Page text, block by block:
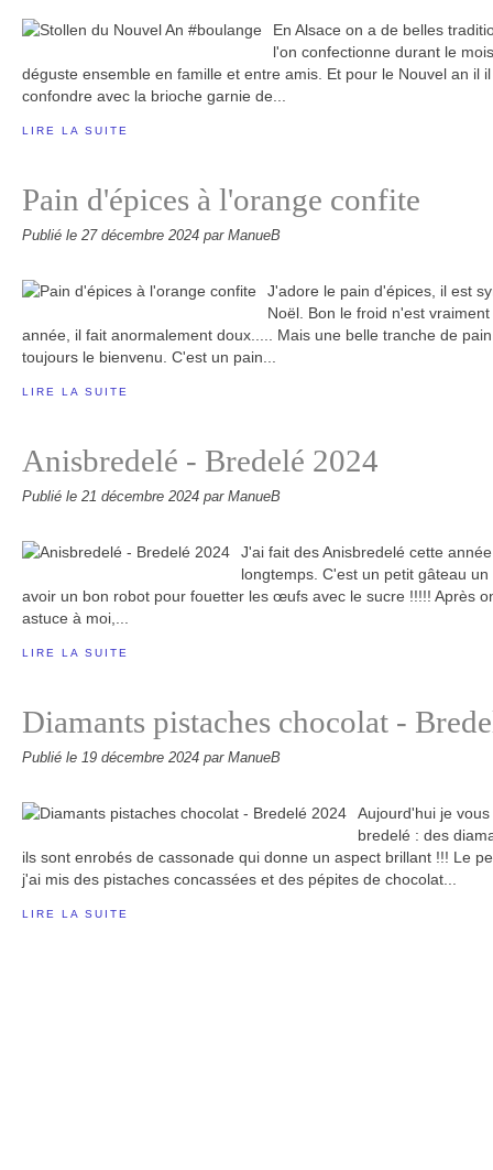
En Alsace on a de belles
l'on confectionne durant le
déguste ensemble en famille et entre amis. Et pour le Nouvel an il
confondre avec la brioche garnie de...
LIRE LA SUITE
Pain d'épices à l'orange confite
Publié le 27 décembre 2024 par ManueB
J'adore le pain d'épices, il est
Noël. Bon le froid n'est
année, il fait anormalement doux..... Mais une belle tranche de
toujours le bienvenu. C'est un pain...
LIRE LA SUITE
Anisbredelé - Bredelé 2024
Publié le 21 décembre 2024 par ManueB
J'ai fait des Anisbredelé cette
longtemps. C'est un petit gâteau
avoir un bon robot pour fouetter les œufs avec le sucre !!!!! Après
astuce à moi,...
LIRE LA SUITE
Diamants pistaches chocolat -
Publié le 19 décembre 2024 par ManueB
Aujourd'hui je
bredelé : des
ils sont enrobés de cassonade qui donne un aspect brillant !!! Le
j'ai mis des pistaches concassées et des pépites de chocolat...
LIRE LA SUITE